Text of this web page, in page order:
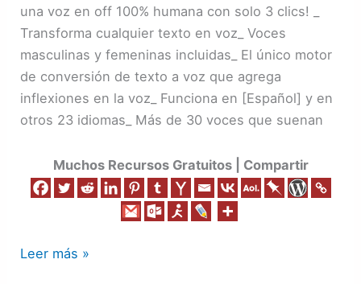
una voz en off 100% humana con solo 3 clics! _
Transforma cualquier texto en voz_ Voces
masculinas y femeninas incluidas_ El único motor
de conversión de texto a voz que agrega
inflexiones en la voz_ Funciona en [Español] y en
otros 23 idiomas_ Más de 30 voces que suenan
Muchos Recursos Gratuitos | Compartir
/
Programa
Leer más »